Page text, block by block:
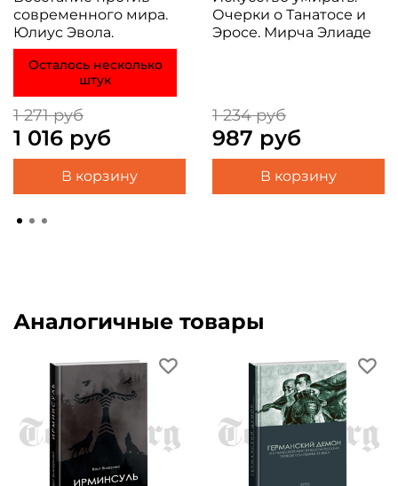
современного мира.
Юлиус Эвола.
Осталось несколько
штук
1 271 руб
1 016 руб
В корзину
Очерки о Танатосе и
Эросе. Мирча Элиаде
1 234 руб
987 руб
В корзину
Аналогичные товары